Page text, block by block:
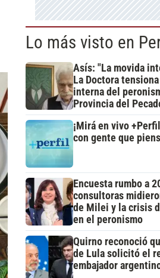
Lo más visto en
Asís: "La movida
La Doctora
interna del
Provincia del
¡Mirá en vivo
con gente que
Encuesta rumbo a
consultoras
de Milei y la crisis
en el peronismo
Quirno reconoció
de Lula solicitó el
embajador